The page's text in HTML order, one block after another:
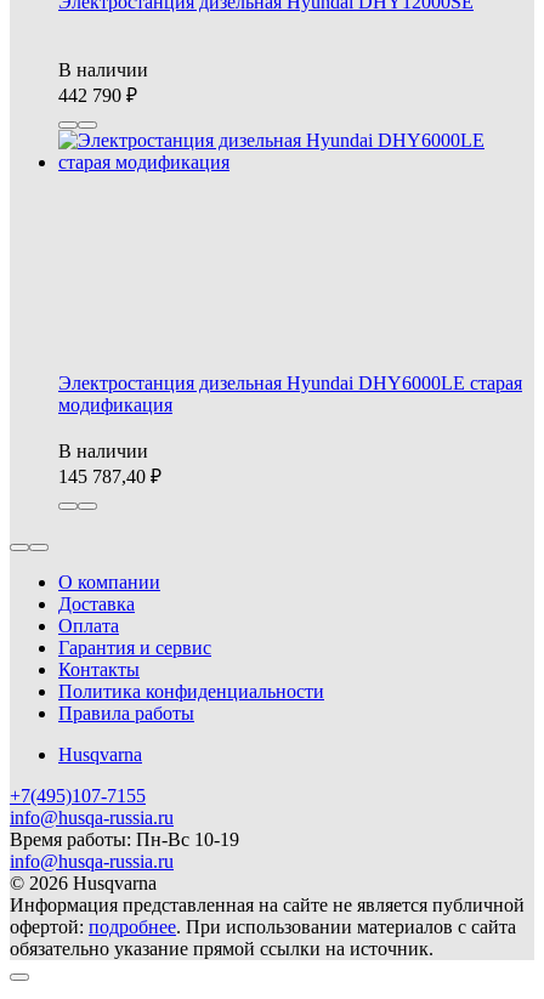
В наличии
442 790
Электростанция дизельная Hyundai DHY6000LE старая
модификация
В наличии
145 787,40
О компании
Доставка
Оплата
Гарантия и сервис
Контакты
Политика конфиденциальности
Правила работы
Husqvarna
+7(495)107-7155
info@husqa-russia.ru
Время работы: Пн-Вс 10-19
info@husqa-russia.ru
© 2026 Husqvarna
Информация представленная на сайте не является публичной
офертой: подробнее. При использовании материалов с сайта
обязательно указание прямой ссылки на источник.